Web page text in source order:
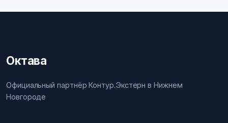
Октава
Официальный партнёр Контур.Экстерн в Нижнем
Новгороде